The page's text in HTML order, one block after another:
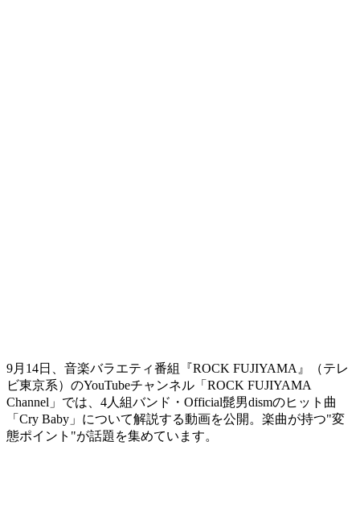
9月14日、音楽バラエティ番組『ROCK FUJIYAMA』（テレ
ビ東京系）のYouTubeチャンネル「ROCK FUJIYAMA
Channel」では、4人組バンド・Official髭男dismのヒット曲
「Cry Baby」について解説する動画を公開。楽曲が持つ"変
態ポイント"が話題を集めています。